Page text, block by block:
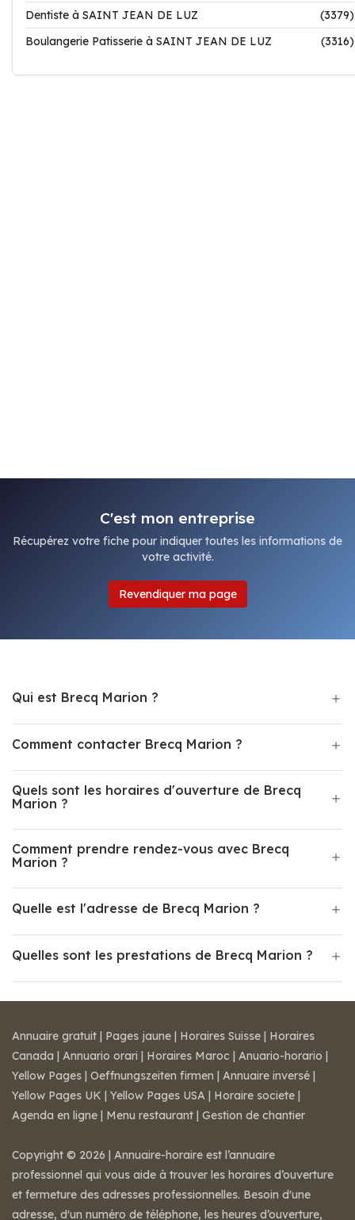
Dentiste à SAINT JEAN DE LUZ
(3379)
Boulangerie Patisserie à SAINT JEAN DE LUZ
(3316)
C'est mon entreprise
Récupérez votre fiche pour indiquer toutes les informations de
votre activité.
Revendiquer ma page
Qui est Brecq Marion ?
Comment contacter Brecq Marion ?
Quels sont les horaires d'ouverture de Brecq
Marion ?
Comment prendre rendez-vous avec Brecq
Marion ?
Quelle est l'adresse de Brecq Marion ?
Quelles sont les prestations de Brecq Marion ?
Annuaire gratuit | Pages jaune | Horaires Suisse | Horaires
Canada | Annuario orari | Horaires Maroc | Anuario-horario |
Yellow Pages | Oeffnungszeiten firmen | Annuaire inversé |
Yellow Pages UK | Yellow Pages USA | Horaire societe |
Agenda en ligne | Menu restaurant | Gestion de chantier
Copyright © 2026 | Annuaire-horaire est l’annuaire
professionnel qui vous aide à trouver les horaires d’ouverture
et fermeture des adresses professionnelles. Besoin d'une
adresse, d'un numéro de téléphone, les heures d’ouverture,